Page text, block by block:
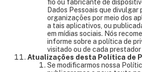
fio ou fabricante de
Dados Pessoais que divulgar
organizações por meio dos
a tais aplicativos, ou
em mídias sociais. Nós
informe sobre a política de
visitado ou de cada
Atualizações desta Política de
Se modificarmos nossa